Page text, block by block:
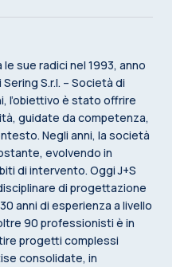
sue radici nel 1993, anno
S.r.l. – Società di
l’obiettivo è stato offrire
guidate da competenza,
Negli anni, la società
evolvendo in
di intervento. Oggi J+S
di progettazione
anni di esperienza a livello
90 professionisti è in
progetti complessi
consolidate, in